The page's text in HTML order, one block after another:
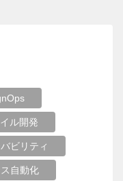
ル開発
ビリティ
自動化